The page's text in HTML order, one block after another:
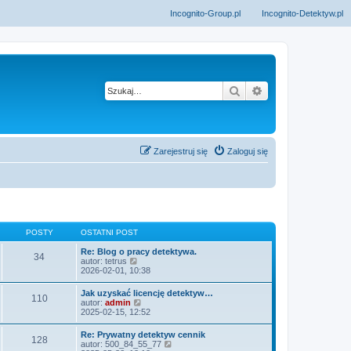
Incognito-Detektyw.pl
Incognito-Group.pl
Szukaj
Zaloguj się
Zarejestruj się
POSTY OSTATNI POST
34
Re: Blog o pracy detektywa.
autor: tetrus
y
i
e
t
l
n
a
2026-02-01, 10:38
110
Jak uzyskać licencję detektyw…
autor: admin
y
w
i
e
2025-02-15, 12:52
128
Re: Prywatny detektyw cennik
autor: 500_84_55_77